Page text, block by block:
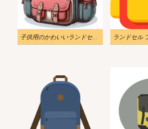
子供用のかわいいランドセルのイラスト 3